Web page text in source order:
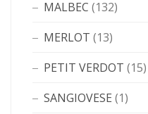
MALBEC (132)
MERLOT (13)
PETIT VERDOT (15)
SANGIOVESE (1)